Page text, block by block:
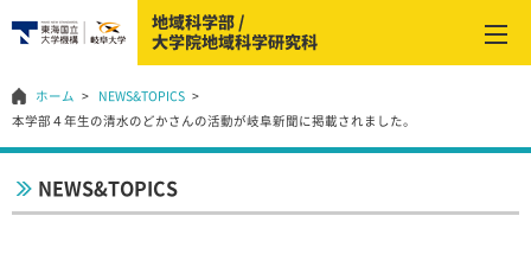
ホーム
NEWS&TOPICS
本学部４年生の清水のどかさんの活動が岐阜新聞に掲載されました。
NEWS&TOPICS